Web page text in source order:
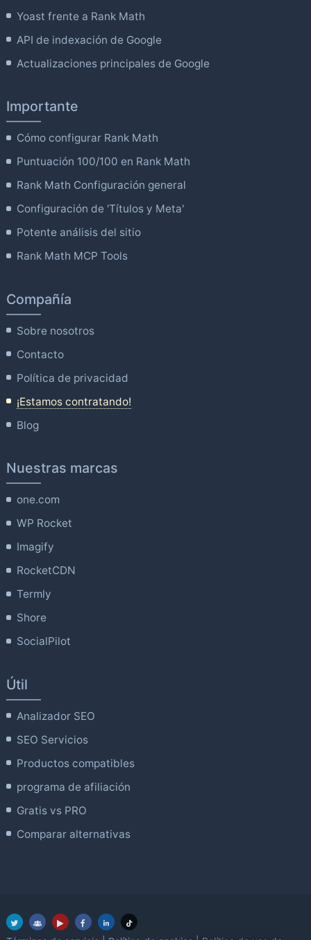
Yoast frente a Rank Math
API de indexación de Google
Actualizaciones principales de Google
Importante
Cómo configurar Rank Math
Puntuación 100/100 en Rank Math
Rank Math Configuración general
Configuración de 'Títulos y Meta'
Potente análisis del sitio
Rank Math MCP Tools
Compañía
Sobre nosotros
Contacto
Política de privacidad
¡Estamos contratando!
Blog
Nuestras marcas
one.com
WP Rocket
Imagify
RocketCDN
Termly
Shore
SocialPilot
Útil
Analizador SEO
SEO Servicios
Productos compatibles
programa de afiliación
Gratis vs PRO
Comparar alternativas